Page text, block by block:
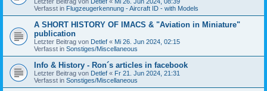
Verfasst in Flugzeugerkennung - Aircraft ID - with Models
A SHORT HISTORY OF IMACS & "Aviation in Miniature"
publication
Letzter Beitrag von Detlef « Mi 26. Jun 2024, 02:15
Verfasst in Sonstiges/Miscellaneous
Info & History - Ron´s articles in facebook
Letzter Beitrag von Detlef « Fr 21. Jun 2024, 21:31
Verfasst in Sonstiges/Miscellaneous